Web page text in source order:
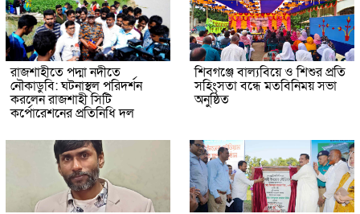
রাজশাহীতে পদ্মা নদীতে
নৌকাডুবি: ঘটনাস্থল পরিদর্শন
করলেন রাজশাহী সিটি
কর্পোরেশনের প্রতিনিধি দল
শিবগঞ্জে বাল্যবিয়ে ও শিশুর প্রতি
সহিংসতা বন্ধে মতবিনিময় সভা
অনুষ্ঠিত